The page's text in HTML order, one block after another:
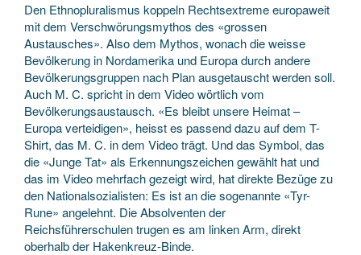
Den Ethnopluralismus koppeln Rechtsextreme europaweit
mit dem Verschwörungsmythos des «grossen
Austausches». Also dem Mythos, wonach die weisse
Bevölkerung in Nordamerika und Europa durch andere
Bevölkerungsgruppen nach Plan ausgetauscht werden soll.
Auch M. C. spricht in dem Video wörtlich vom
Bevölkerungsaustausch. «Es bleibt unsere Heimat –
Europa verteidigen», heisst es passend dazu auf dem T-
Shirt, das M. C. in dem Video trägt. Und das Symbol, das
die «Junge Tat» als Erkennungszeichen gewählt hat und
das im Video mehrfach gezeigt wird, hat direkte Bezüge zu
den Nationalsozialisten: Es ist an die sogenannte «Tyr-
Rune» angelehnt. Die Absolventen der
Reichsführerschulen trugen es am linken Arm, direkt
oberhalb der Hakenkreuz-Binde.